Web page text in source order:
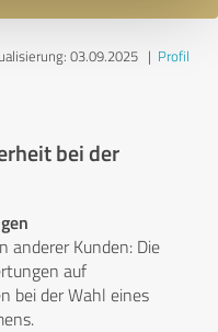
03.09.2025| Profil
bei der
anderer Kunden: Die
auf
bei der Wahl eines